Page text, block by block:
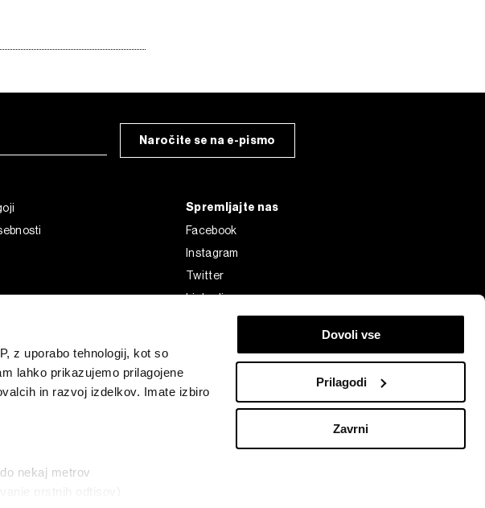
z uporabo tehnologij, kot so
lahko prikazujemo prilagojene
in razvoj izdelkov. Imate izbiro
nekaj metrov
Dovoli vse
Prilagodi
Zavrni
Naročite se na e-pismo
Spremljajte nas
Facebook
Instagram
Twitter
Linkedin